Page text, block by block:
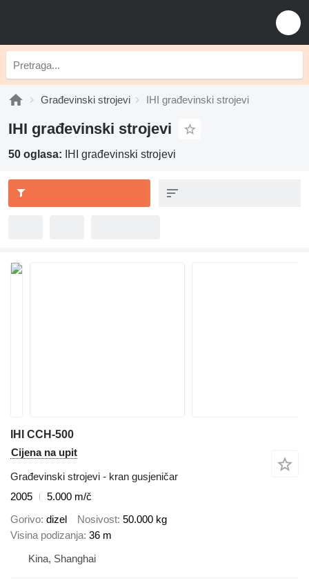
Građevinski strojevi IHI građevinski strojevi
IHI građevinski strojevi
50 oglasa: IHI građevinski strojevi
IHI CCH-500
Cijena na upit
Građevinski strojevi - kran gusjeničar
2005
5.000 m/č
Gorivo dizel Nosivost 50.000 kg
Visina podizanja 36 m
Kina, Shanghai